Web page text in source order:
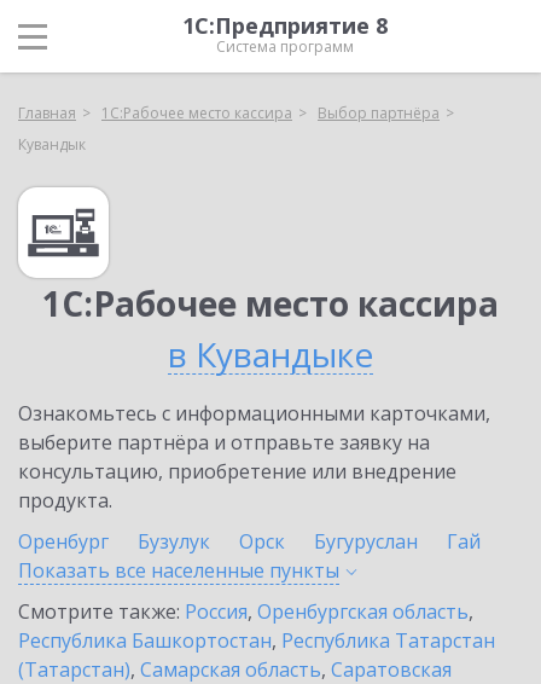
1С:Предприятие 8
Система программ
Главная 1С:Рабочее место кассира
Выбор партнёра
Кувандык
1С:Рабочее место кассира
в Кувандыке
Ознакомьтесь с информационными карточками,
выберите партнёра и отправьте заявку на
консультацию, приобретение или внедрение
продукта.
Оренбург
Бузулук Орск Бугуруслан
Гай
Показать все населенные пункты
Смотрите также: Россия, Оренбургская область,
Республика Башкортостан, Республика Татарстан
(Татарстан), Самарская область, Саратовская